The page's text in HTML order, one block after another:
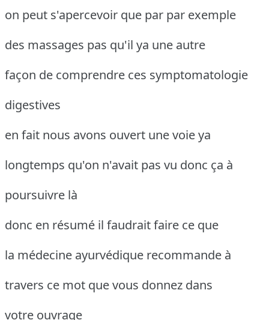
on peut s'apercevoir que par par exemple
des massages pas qu'il ya une autre
façon de comprendre ces symptomatologie
digestives
en fait nous avons ouvert une voie ya
longtemps qu'on n'avait pas vu donc ça à
poursuivre là
donc en résumé il faudrait faire ce que
la médecine ayurvédique recommande à
travers ce mot que vous donnez dans
votre ouvrage